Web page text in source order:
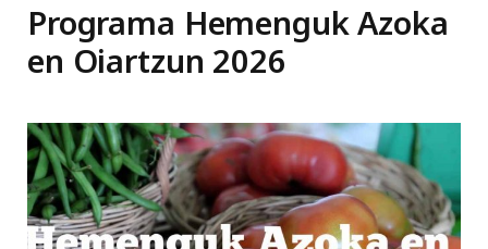
Programa Hemenguk Azoka
en Oiartzun 2026